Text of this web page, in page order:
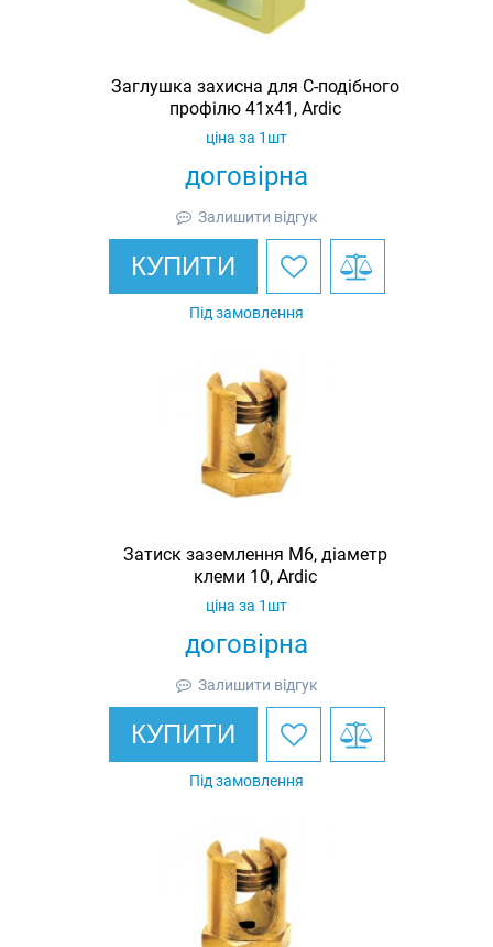
Заглушка захисна для С-подібного
профілю 41х41, Ardic
договірна
ціна за 1шт
Залишити відгук
КУПИТИ
Під замовлення
Затиск заземлення M6, діаметр
клеми 10, Ardic
договірна
ціна за 1шт
Залишити відгук
КУПИТИ
Під замовлення